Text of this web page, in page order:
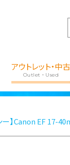
アウトレット・中古
Outlet・Used
シー】Canon EF